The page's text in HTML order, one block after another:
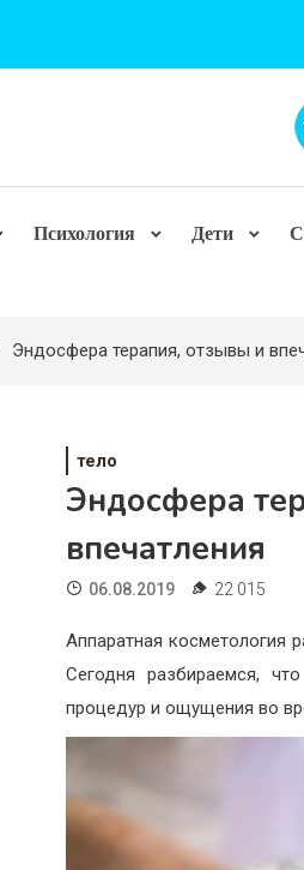
Психология Дети
Эндосфера терапия, отзывы и
тело
Эндосфера
впечатления
06.08.2019 22 015
Аппаратная косметология
Сегодня разбираемся,
процедур и ощущения во